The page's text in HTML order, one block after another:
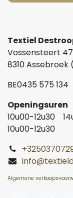
Textiel
Vossensteert 47
8310 Assebroek
BE0435 575 134
10u00-
10u00-12u30
Algemene